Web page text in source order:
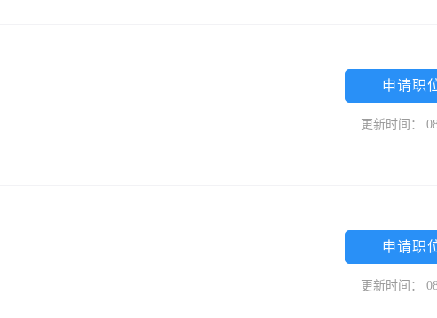
申请职
更新时间：
申请职
更新时间：